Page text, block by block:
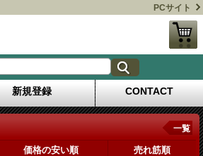
PCサイト
新規登録 CONTACT
一覧
価格の安い順 売れ筋順